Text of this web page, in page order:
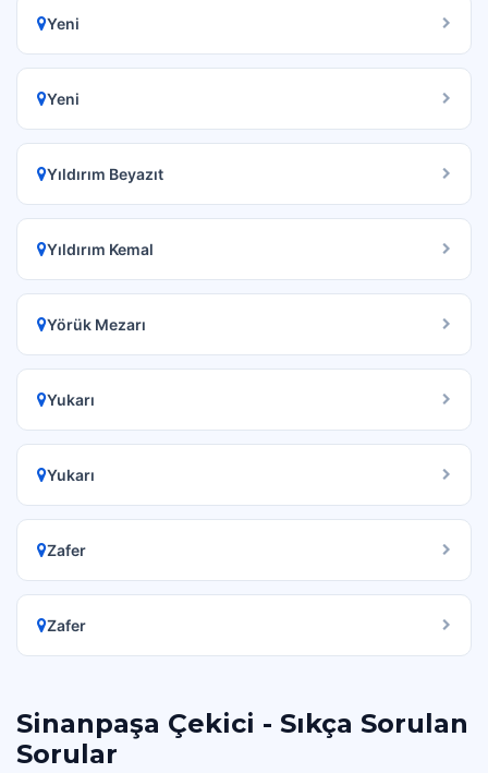
Yeni
Yeni
Yıldırım Beyazıt
Yıldırım Kemal
Yörük Mezarı
Yukarı
Yukarı
Zafer
Zafer
Sinanpaşa Çekici - Sıkça Sorulan
Sorular